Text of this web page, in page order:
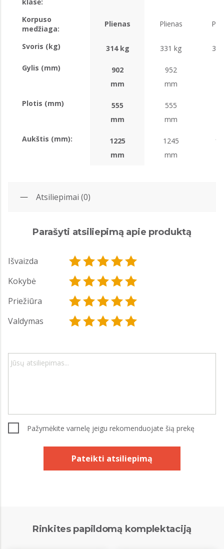
klasė:
Korpuso
medžiaga:
Plienas Plienas
Svoris (kg) 314 kg 331 kg
Gylis (mm)
902
mm
952
mm
Plotis (mm)
555
mm
555
mm
Aukštis (mm):
1225
mm
1245
mm
Atsiliepimai (0)
Parašyti atsiliepimą apie produktą
Išvaizda
Kokybė
Priežiūra
Valdymas
Pažymėkite varnelę jeigu rekomenduojate šią prekę
Pateikti atsiliepimą
Rinkites papildomą komplektaciją